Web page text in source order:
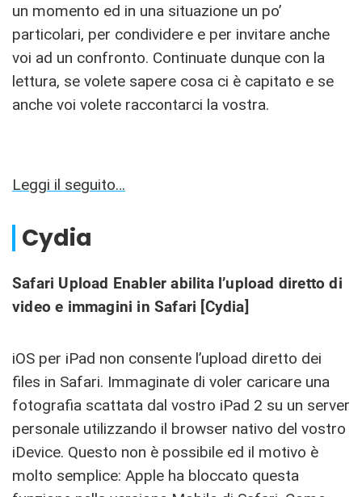
un momento ed in una situazione un po’
particolari, per condividere e per invitare anche
voi ad un confronto. Continuate dunque con la
lettura, se volete sapere cosa ci è capitato e se
anche voi volete raccontarci la vostra.
Leggi il seguito…
Cydia
Safari Upload Enabler abilita l’upload diretto di
video e immagini in Safari [Cydia]
iOS per iPad non consente l’upload diretto dei
files in Safari. Immaginate di voler caricare una
fotografia scattata dal vostro iPad 2 su un server
personale utilizzando il browser nativo del vostro
iDevice. Questo non è possibile ed il motivo è
molto semplice: Apple ha bloccato questa